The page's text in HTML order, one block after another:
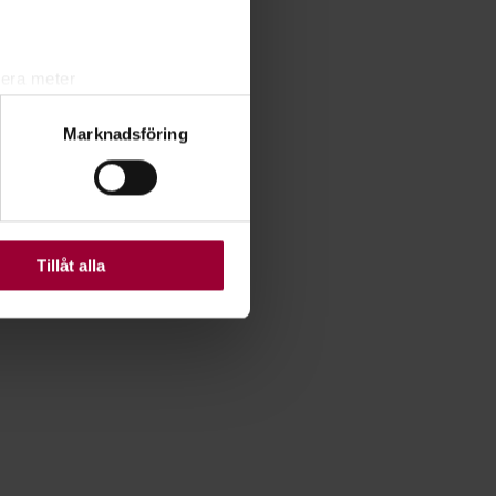
meter
. Du kan ändra
Vissa kakor är
Marknadsföring
Tillåt alla